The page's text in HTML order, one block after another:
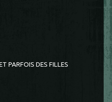
PARFOIS DES FILLES